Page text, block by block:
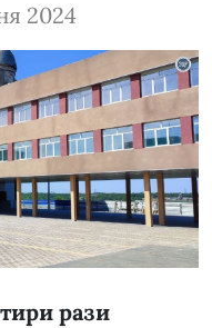
2024
рази